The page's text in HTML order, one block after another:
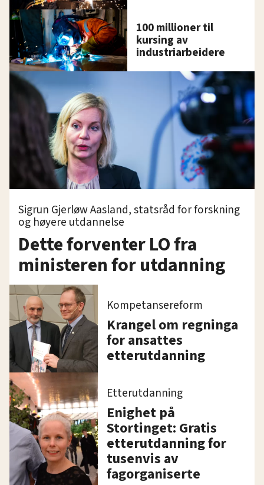
100 millioner til
kursing av
industriarbeidere
Sigrun Gjerløw Aasland, statsråd for forskning
og høyere utdannelse
Dette forventer LO fra
ministeren for utdanning
Kompetansereform
Krangel om regninga
for ansattes
etterutdanning
Etterutdanning
Enighet på
Stortinget: Gratis
etterutdanning for
tusenvis av
fagorganiserte